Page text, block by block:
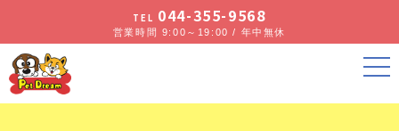
TEL 044-355-9568
営業時間 9:00～19:00 / 年中無休